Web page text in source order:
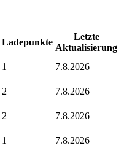
Ladepunkte
Letzte
Aktualisierung
1
7.8.2026
2
7.8.2026
2
7.8.2026
1
7.8.2026